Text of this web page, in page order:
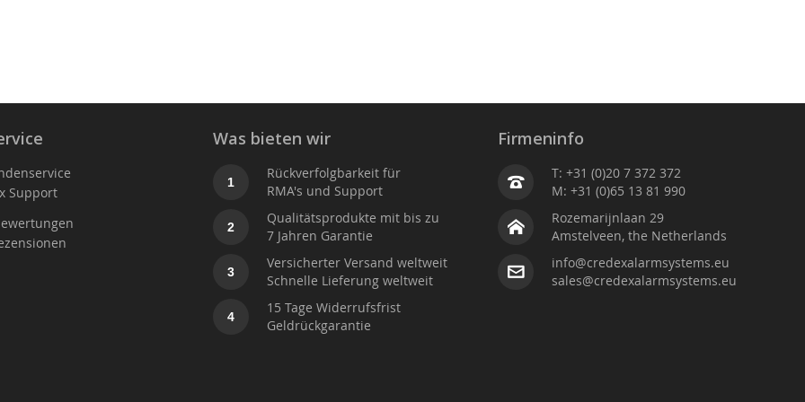
Support
Was bieten wir
1
Rückverfolgbarkeit für
RMA's und Support
2
Qualitätsprodukte mit bis zu
7 Jahren Garantie
3
Versicherter Versand weltweit
Schnelle Lieferung weltweit
4
15 Tage Widerrufsfrist
Geldrückgarantie
Firmeninfo
T: +31 (0)20 7 372 372
M: +31 (0)65 13 81 990
Rozemarijnlaan 29
Amstelveen, the Netherlands
info@credexalarmsystems.eu
sales@credexalarmsystems.eu